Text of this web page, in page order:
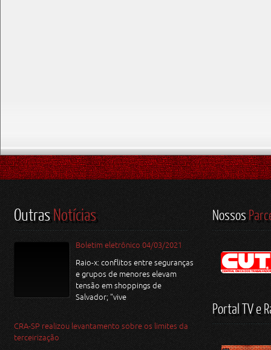
OutrasNotícias
Boletim eletrônico 04/03/2021
Raio-x: conflitos entre seguranças
e grupos de menores elevam
tensão em shoppings de
Salvador; "vive
CRA-SP realizou levantamento sobre os limites da
terceirização
Nossos
Portal TV e